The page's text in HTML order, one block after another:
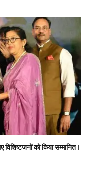
विशिष्टजनों को किया सम्मानित।